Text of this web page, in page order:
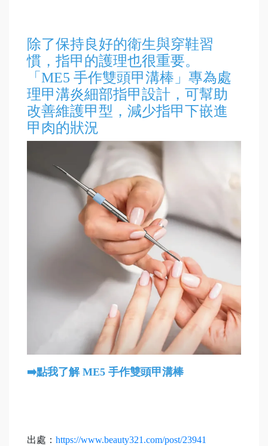
除了保持良好的衛生與穿鞋習
慣，指甲的護理也很重要。
「ME5 手作雙頭甲溝棒」專為處
理甲溝炎細部指甲設計，可幫助
改善維護甲型，減少指甲下嵌進
甲肉的狀況
➡️點我了解 ME5 手作雙頭甲溝棒
出處： https://www.beauty321.com/post/23941